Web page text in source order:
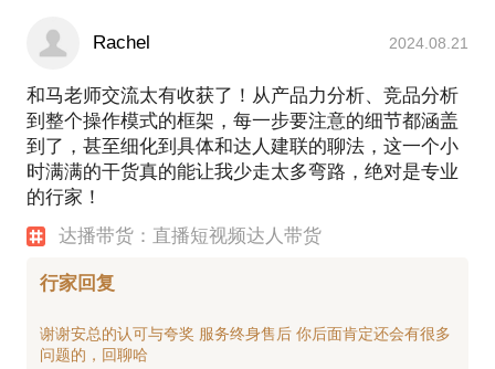
Rachel 2024.08.21
和马老师交流太有收获了！从产品力分析、竞品分析
到整个操作模式的框架，每一步要注意的细节都涵盖
到了，甚至细化到具体和达人建联的聊法，这一个小
时满满的干货真的能让我少走太多弯路，绝对是专业
的行家！
达播带货：直播短视频达人带货
行家回复
谢谢安总的认可与夸奖 服务终身售后 你后面肯定还会有很多